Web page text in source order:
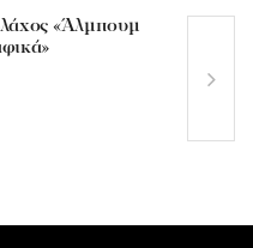
«Άλμπουμ